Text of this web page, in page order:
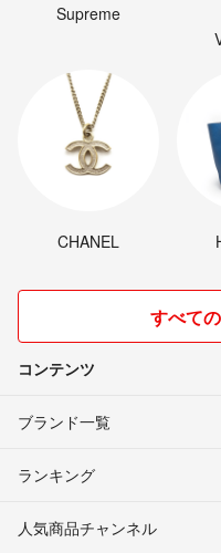
Supreme
CHANEL
すべて
コンテンツ
ブランド一覧
ランキング
人気商品チャンネル